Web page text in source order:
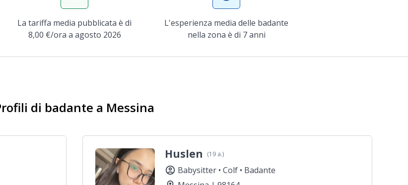
La tariffa media pubblicata è di
8,00 €/ora a agosto 2026
L'esperienza media delle badante
nella zona è di 7 anni
di badante a Messina
Huslen (19 a.)
account_circle Babysitter • Colf • Badante